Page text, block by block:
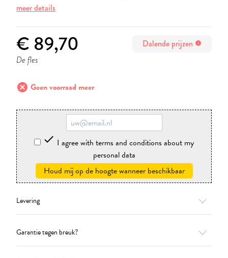
meer details
€ 89,70 Dalende prijzen info
De fles
cancel Geen voorraad meer
 I agree with terms and conditions about my
personal data
Houd mij op de hoogte wanneer beschikbaar
Levering
Garantie tegen breuk?